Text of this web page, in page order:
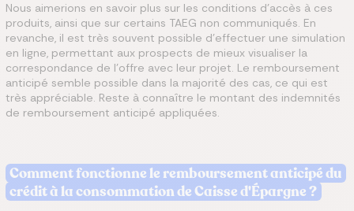
Nous aimerions en savoir plus sur les conditions d’accès à ces
produits, ainsi que sur certains TAEG non communiqués. En
revanche, il est très souvent possible d’effectuer une simulation
en ligne, permettant aux prospects de mieux visualiser la
correspondance de l’offre avec leur projet. Le remboursement
anticipé semble possible dans la majorité des cas, ce qui est
très appréciable. Reste à connaître le montant des indemnités
de remboursement anticipé appliquées.
Comment fonctionne le remboursement anticipé du
crédit à la consommation de Caisse d'Épargne ?